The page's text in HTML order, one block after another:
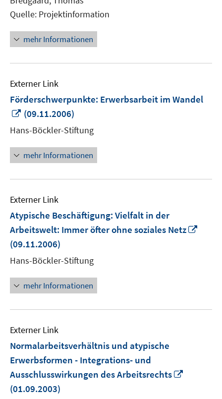
Quelle: Projektinformation
mehr Informationen
Externer Link
Förderschwerpunkte: Erwerbsarbeit im Wandel
In
neuem
Fenster
öffnen
(09.11.2006)
Hans-Böckler-Stiftung
mehr Informationen
Externer Link
Atypische Beschäftigung: Vielfalt in der
Arbeitswelt: Immer öfter ohne soziales Netz
(09.11.2006)
Hans-Böckler-Stiftung
mehr Informationen
Externer Link
Normalarbeitsverhältnis und atypische
Erwerbsformen - Integrations- und
Ausschlusswirkungen des Arbeitsrechts
(01.09.2003)